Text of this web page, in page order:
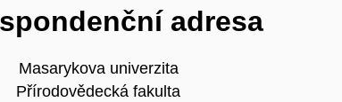
adresa
Masarykova univerzita
Přírodovědecká fakulta